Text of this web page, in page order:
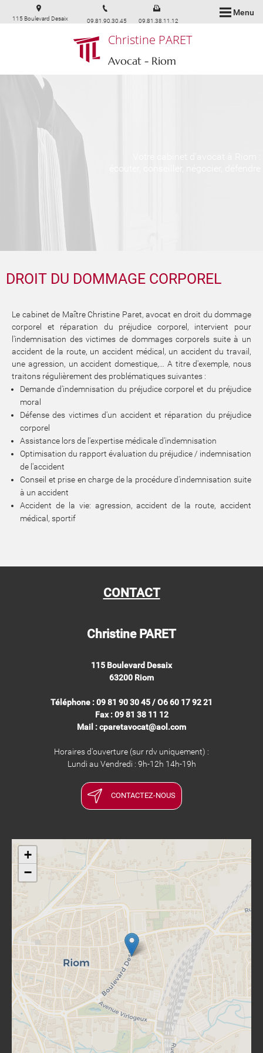
Menu
Christine PARET
Avocat - Riom
115 Boulevard Desaix
09.81.90.30.45 09.81.38.11.12
écouter, conseiller, négocier, défendre
DROIT DU DOMMAGE CORPOREL
Le cabinet de Maître Christine Paret, avocat en droit du dommage
corporel et réparation du préjudice corporel, intervient pour
l'indemnisation des victimes de dommages corporels suite à un
accident de la route, un accident médical, un accident du travail,
une agression, un accident domestique,… A titre d'exemple, nous
traitons régulièrement des problématiques suivantes :
Demande d'indemnisation du préjudice corporel et du préjudice
moral
Défense des victimes d'un accident et réparation du préjudice
corporel
Assistance lors de l'expertise médicale d'indemnisation
Optimisation du rapport évaluation du préjudice / indemnisation
de l'accident
Conseil et prise en charge de la procédure d'indemnisation suite
à un accident
Accident de la vie: agression, accident de la route, accident
médical, sportif
CONTACT
Christine PARET
115 Boulevard Desaix
63200 Riom
Téléphone : 09 81 90 30 45 / O6 60 17 92 21
Fax : 09 81 38 11 12
Mail : cparetavocat@aol.com
Horaires d'ouverture (sur rdv uniquement) :
Lundi au Vendredi : 9h-12h 14h-19h
CONTACTEZ-NOUS
+
−